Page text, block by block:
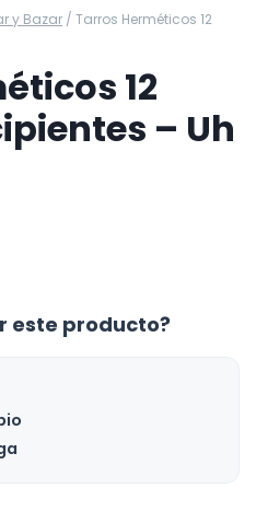
y Bazar / Tarros Herméticos 12
12
– Uh
este producto?